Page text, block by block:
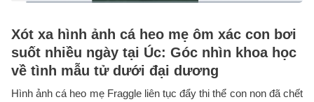
Xót xa hình ảnh cá heo mẹ ôm xác con bơi
suốt nhiều ngày tại Úc: Góc nhìn khoa học
về tình mẫu tử dưới đại dương
Hình ảnh cá heo mẹ Fraggle liên tục đẩy thi thể con non đã chết